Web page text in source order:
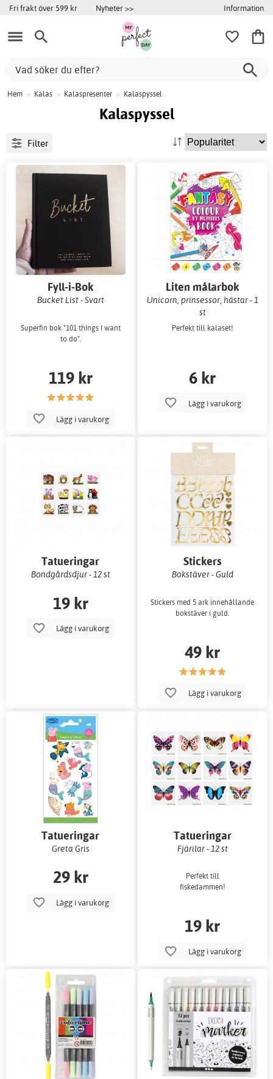
Fri frakt över 599 kr Nyheter >> Information
Hem > Kalas > Kalaspresenter > Kalaspyssel
Kalaspyssel
Filter
Fyll-i-Bok
Bucket List - Svart
Superfin bok "101 things I want
to do".
119 kr
Lägg i varukorg
Liten målarbok
Unicorn, prinsessor, hästar - 1
st
Perfekt till kalaset!
6 kr
Lägg i varukorg
Tatueringar
Bondgårdsdjur - 12 st
19 kr
Lägg i varukorg
Stickers
Bokstäver - Guld
Stickers med 5 ark innehållande
bokstäver i guld.
49 kr
Lägg i varukorg
Tatueringar
Greta Gris
29 kr
Lägg i varukorg
Tatueringar
Fjärilar - 12 st
Perfekt till
fiskedammen!
19 kr
Lägg i varukorg